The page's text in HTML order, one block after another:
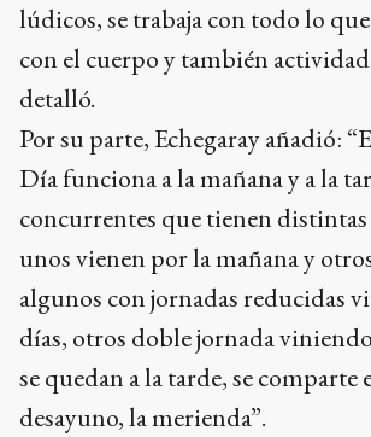
lúdicos, se trabaja con todo lo
con el cuerpo y también
detalló.
Por su parte, Echegaray añadió:
Día funciona a la mañana y a la
concurrentes que tienen
unos vienen por la mañana y
algunos con jornadas reducidas
días, otros doble jornada
se quedan a la tarde, se comparte
desayuno, la merienda”.